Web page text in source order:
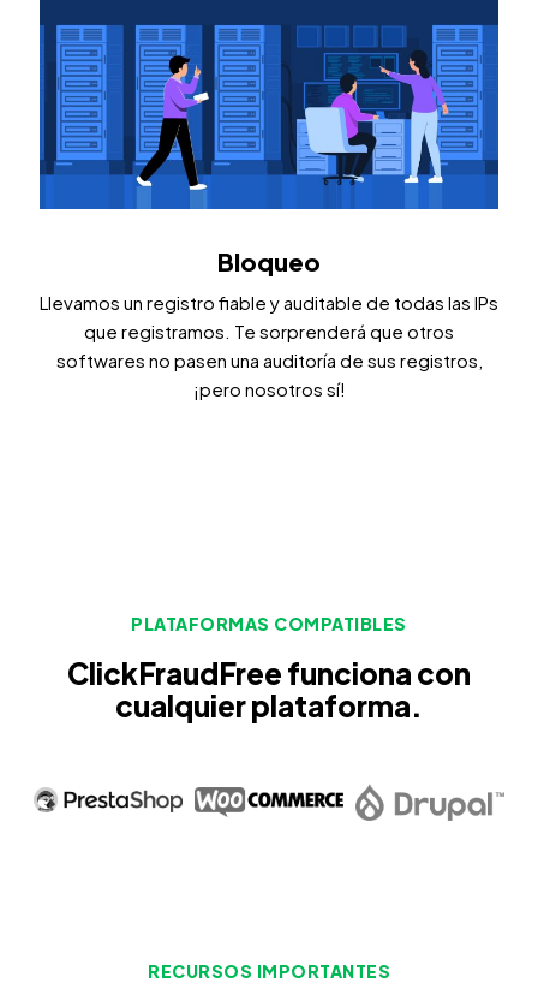
Bloqueo
Llevamos un registro fiable y auditable de todas las IPs
que registramos. Te sorprenderá que otros
softwares no pasen una auditoría de sus registros,
¡pero nosotros sí!
PLATAFORMAS COMPATIBLES
ClickFraudFree funciona con
cualquier plataforma.
RECURSOS IMPORTANTES